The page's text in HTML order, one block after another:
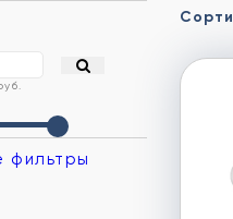
фильтры